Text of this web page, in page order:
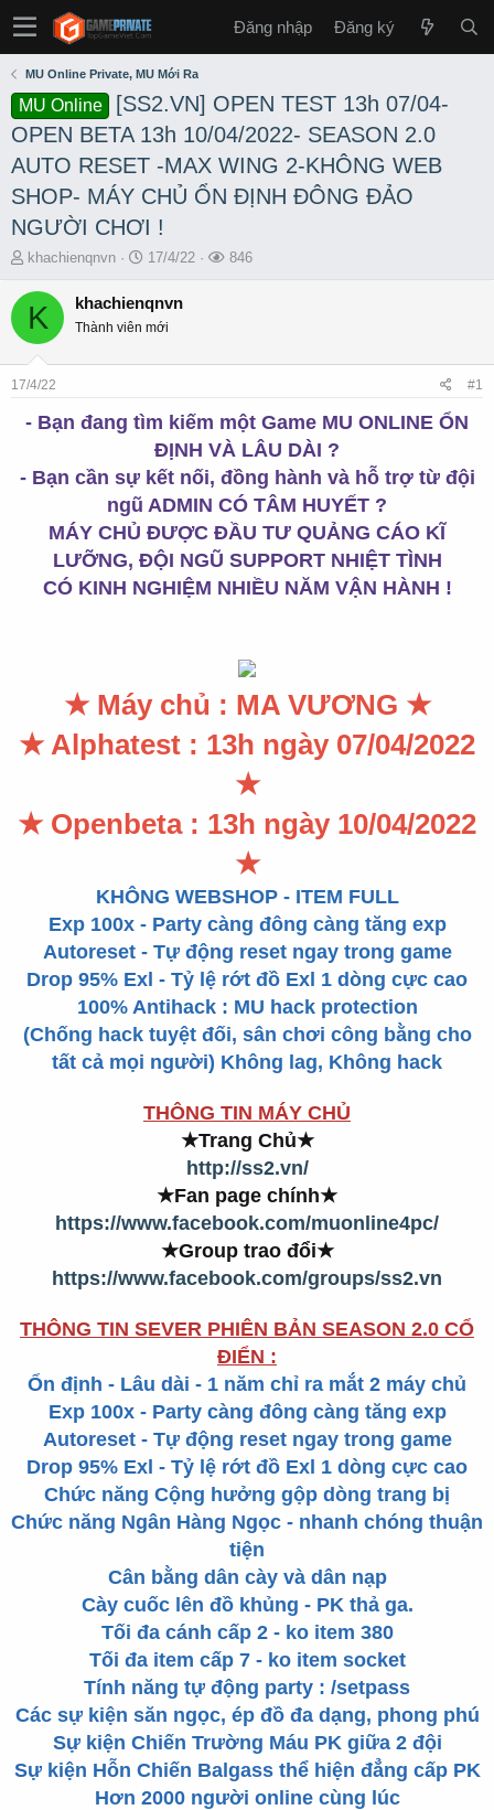
Đăng nhập Đăng ký
MU Online Private, MU Mới Ra
MU Online
[SS2.VN] OPEN TEST 13h 07/04-
OPEN BETA 13h 10/04/2022- SEASON 2.0
AUTO RESET -MAX WING 2-KHÔNG WEB
SHOP- MÁY CHỦ ỔN ĐỊNH ĐÔNG ĐẢO
NGƯỜI CHƠI !
T
r
e
s
e
khachienqnvn
S
a
t
e
17/4/22
L
846
K khachienqnvn
Thành viên mới
17/4/22 #1
- Bạn đang tìm kiếm một Game MU ONLINE ỔN
ĐỊNH VÀ LÂU DÀI ?
- Bạn cần sự kết nối, đồng hành và hỗ trợ từ đội
ngũ ADMIN CÓ TÂM HUYẾT ?
MÁY CHỦ ĐƯỢC ĐẦU TƯ QUẢNG CÁO KĨ
LƯỠNG, ĐỘI NGŨ SUPPORT NHIỆT TÌNH
CÓ KINH NGHIỆM NHIỀU NĂM VẬN HÀNH !
★ Máy chủ : MA VƯƠNG ★
★ Alphatest : 13h ngày 07/04/2022
★
★ Openbeta : 13h ngày 10/04/2022
★
KHÔNG WEBSHOP - ITEM FULL
Exp 100x - Party càng đông càng tăng exp
Autoreset - Tự động reset ngay trong game
Drop 95% Exl - Tỷ lệ rớt đồ Exl 1 dòng cực cao
100% Antihack : MU hack protection
(Chống hack tuyệt đối, sân chơi công bằng cho
tất cả mọi người) Không lag, Không hack
THÔNG TIN MÁY CHỦ
★Trang Chủ★
http://ss2.vn/
★Fan page chính★
https://www.facebook.com/muonline4pc/
★Group trao đổi★
https://www.facebook.com/groups/ss2.vn
THÔNG TIN SEVER PHIÊN BẢN SEASON 2.0 CỔ
ĐIỂN :
Ổn định - Lâu dài - 1 năm chỉ ra mắt 2 máy chủ
Exp 100x - Party càng đông càng tăng exp
Autoreset - Tự động reset ngay trong game
Drop 95% Exl - Tỷ lệ rớt đồ Exl 1 dòng cực cao
Chức năng Cộng hưởng gộp dòng trang bị
Chức năng Ngân Hàng Ngọc - nhanh chóng thuận
tiện
Cân bằng dân cày và dân nạp
Cày cuốc lên đồ khủng - PK thả ga.
Tối đa cánh cấp 2 - ko item 380
Tối đa item cấp 7 - ko item socket
Tính năng tự động party : /setpass
Các sự kiện săn ngọc, ép đồ đa dạng, phong phú
Sự kiện Chiến Trường Máu PK giữa 2 đội
Sự kiện Hỗn Chiến Balgass thể hiện đẳng cấp PK
Hơn 2000 người online cùng lúc